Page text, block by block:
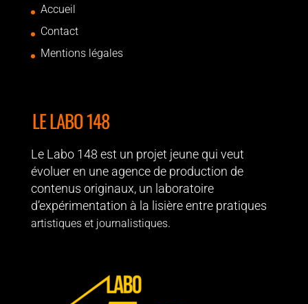
Accueil
Contact
Mentions légales
LE LABO 148
Le Labo 148 est un projet jeune qui veut
évoluer en une agence de production de
contenus originaux, un laboratoire
d’expérimentation à la lisière entre pratiques
artistiques et journalistiques.